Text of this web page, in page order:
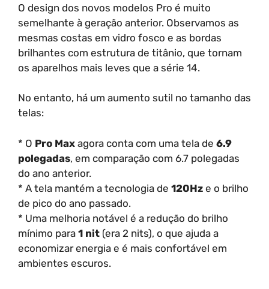
O design dos novos modelos Pro é muito
semelhante à geração anterior. Observamos as
mesmas costas em vidro fosco e as bordas
brilhantes com estrutura de titânio, que tornam
os aparelhos mais leves que a série 14.
No entanto, há um aumento sutil no tamanho das
telas:
* O Pro Max agora conta com uma tela de 6.9
polegadas, em comparação com 6.7 polegadas
do ano anterior.
* A tela mantém a tecnologia de 120Hz e o brilho
de pico do ano passado.
* Uma melhoria notável é a redução do brilho
mínimo para 1 nit (era 2 nits), o que ajuda a
economizar energia e é mais confortável em
ambientes escuros.